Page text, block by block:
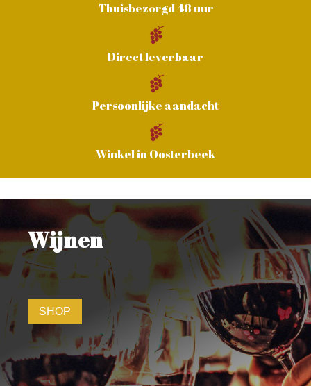
Thuisbezorgd 48 uur
Direct leverbaar
Persoonlijke aandacht
Winkel in Oosterbeek
Wijnen
SHOP